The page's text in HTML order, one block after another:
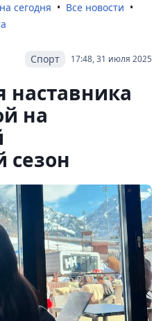
сегодня
Все новости
17:48, 31 июля 2025
Спорт
наставника
на
сезон